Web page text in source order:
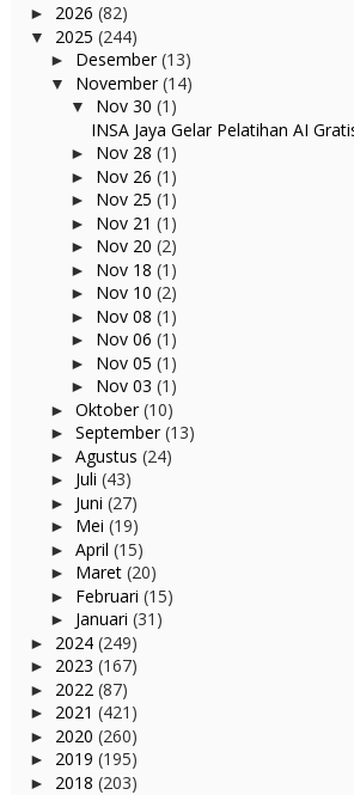
► 2026 (82)
▼ 2025 (244)
► Desember(13)
▼ November(14)
▼ Nov 30 (1)
INSA Jaya Gelar Pelatihan AI
► Nov 28 (1)
► Nov 26 (1)
► Nov 25 (1)
► Nov 21 (1)
► Nov 20 (2)
► Nov 18 (1)
► Nov 10 (2)
► Nov 08 (1)
► Nov 06 (1)
► Nov 05 (1)
► Nov 03 (1)
► Oktober(10)
► September(13)
► Agustus (24)
► Juli (43)
► Juni (27)
► Mei (19)
► April (15)
► Maret (20)
► Februari (15)
► Januari (31)
► 2024 (249)
► 2023 (167)
► 2022 (87)
► 2021 (421)
► 2020 (260)
► 2019 (195)
► 2018 (203)